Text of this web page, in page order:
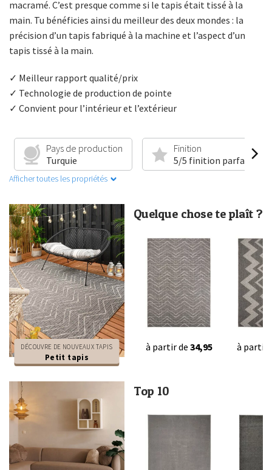
macramé. C’est presque comme si le tapis était tissé à la
main. Tu bénéficies ainsi du meilleur des deux mondes : la
précision d’un tapis fabriqué à la machine et l’aspect d’un
tapis tissé à la main.
✓ Meilleur rapport qualité/prix
✓ Technologie de production de pointe
✓ Convient pour l’intérieur et l’extérieur
Pays de production
Turquie
Finition
5/5 finition parfaite
Afficher toutes les propriétés
DÉCOUVRE DE NOUVEAUX TAPIS
Petit tapis
Quelque chose te plaît ?
à partir de 34,95 à partir
Top 10